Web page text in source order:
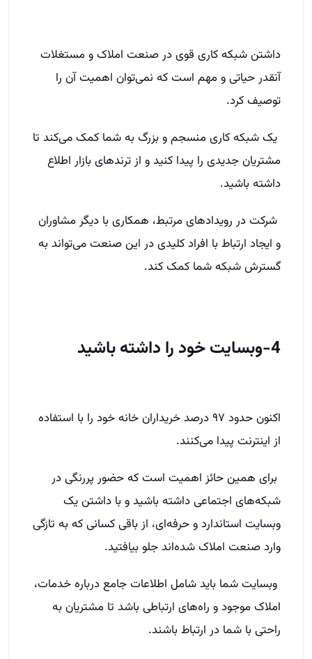
داشتن شبکه کاری قوی در صنعت املاک و مستغلات
آنقدر حیاتی و مهم است که نمی‌توان اهمیت آن را
توصیف کرد.
یک شبکه کاری منسجم و بزرگ به شما کمک می‌کند تا
مشتریان جدیدی را پیدا کنید و از ترندهای بازار اطلاع
داشته باشید.
شرکت در رویدادهای مرتبط، همکاری با دیگر مشاوران
و ایجاد ارتباط با افراد کلیدی در این صنعت می‌تواند به
گسترش شبکه شما کمک کند.
4-وبسایت خود را داشته باشید
اکنون حدود ۹۷ درصد خریداران خانه خود را با استفاده
از اینترنت پیدا می‌کنند.
برای همین حائز اهمیت است که حضور پررنگی در
شبکه‌های اجتماعی داشته باشید و با داشتن یک
وبسایت استاندارد و حرفه‌ای، از باقی کسانی که به تازگی
وارد صنعت املاک شده‌اند جلو بیافتید.
وبسایت شما باید شامل اطلاعات جامع درباره خدمات،
املاک موجود و راه‌های ارتباطی باشد تا مشتریان به
راحتی با شما در ارتباط باشند.